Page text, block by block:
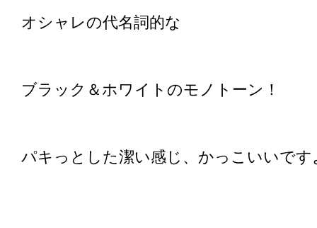
オシャレの代名詞的な
ブラック＆ホワイトのモノトーン！
パキっとした潔い感じ、かっこいいです